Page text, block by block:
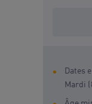
Dates
Mardi